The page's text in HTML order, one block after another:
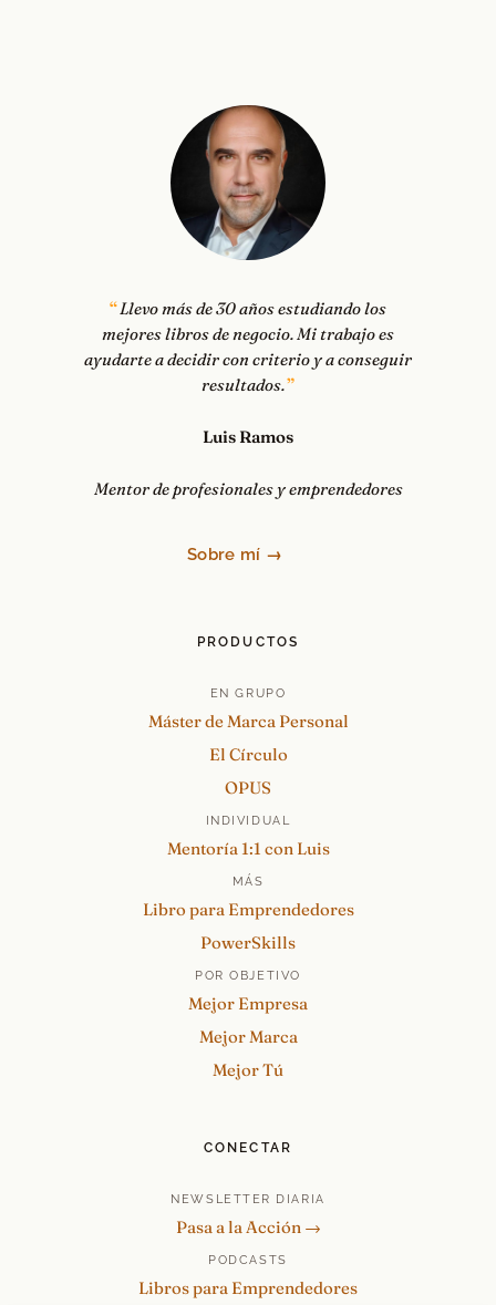
Llevo más de 30 años estudiando los
mejores libros de negocio. Mi trabajo es
ayudarte a decidir con criterio y a conseguir
resultados.
Luis Ramos
Mentor de profesionales y emprendedores
Sobre mí →
PRODUCTOS
EN GRUPO
Máster de Marca Personal
El Círculo
OPUS
INDIVIDUAL
Mentoría 1:1 con Luis
MÁS
Libro para Emprendedores
PowerSkills
POR OBJETIVO
Mejor Empresa
Mejor Marca
Mejor Tú
CONECTAR
NEWSLETTER DIARIA
Pasa a la Acción →
PODCASTS
Libros para Emprendedores